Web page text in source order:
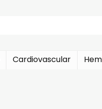
Cardiovascular